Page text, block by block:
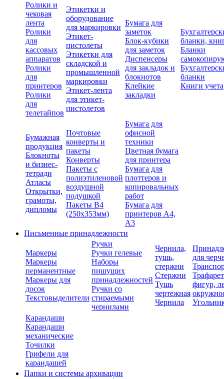
Ролики и
чековая
лента
Ролики
для
кассовых
аппаратов
Ролики
для
принтеров
Ролики
для
телетайпов
Этикетки и
оборудование
для маркировки
Этикет-
пистолеты
Этикетки для
складской и
промышленной
маркировки
Этикет-лента
для этикет-
пистолетов
Бумага для
заметок
Блок-кубики
для заметок
Диспенсеры
для закладок и
блокнотов
Клейкие
закладки
бланки,
Бланки
бланки
Книги учета
Бумажная
продукция
Блокноты
и бизнес-
тетради
Атласы
Открытки,
грамоты,
дипломы
Почтовые
конверты и
пакеты
Конверты
Пакеты с
полиэтиленовой
воздушной
подушкой
Пакеты В4
(250х353мм)
Бумага для
офисной
техники
Цветная бумага
для принтера
Бумага для
плоттеров и
копировальных
работ
Бумага для
принтеров А4,
А3
Письменные принадлежности
Маркеры
Маркеры
перманентные
Маркеры для
досок
Текстовыделители
Ручки
Ручки гелевые
Наборы
пишущих
принадлежностей
Ручки со
стираемыми
чернилами
Чернила,
тушь,
стержни
Стержни
Тушь
чертежная
Чернила
для
фигур,
Карандаши
Карандаши
механические
Точилки
Грифели для
карандашей
Папки и системы архивации